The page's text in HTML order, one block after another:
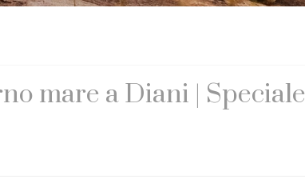
mare a Diani | Speciale